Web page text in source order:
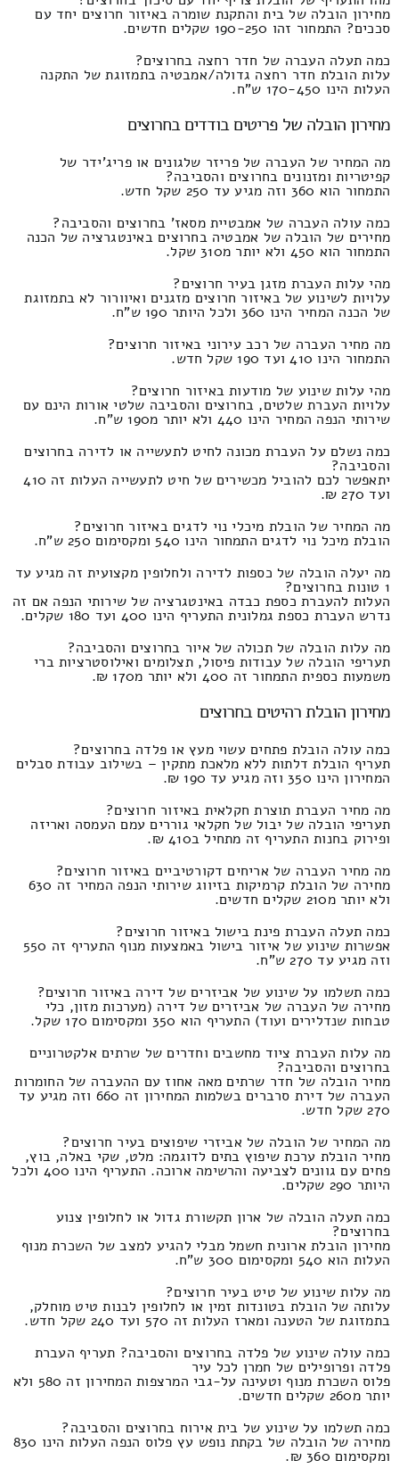
מחירון הובלה של בית והתקנת שומרה באיזור חרוצים יחד עם
סככים? התמחור זהו 190-250 שקלים חדשים.
כמה תעלה העברה של חדר רחצה בחרוצים?
עלות הובלת חדר רחצה גדולה/אמבטיה בתמזוגת של התקנה
העלות הינו 170-450 ש"ח.
מחירון הובלה של פריטים בודדים בחרוצים
מה המחיר של העברה של פריזר שלגונים או פריג'ידר של
קפיטריות ומזנונים בחרוצים והסביבה?
התמחור הוא 360 וזה מגיע עד 250 שקל חדש.
כמה עולה העברה של אמבטיית מסאז' בחרוצים והסביבה?
מחירים של הובלה של אמבטיה בחרוצים באינטגרציה של הכנה
התמחור הוא 450 ולא יותר מ310 שקל.
מהי עלות העברת מזגן בעיר חרוצים?
עלויות לשינוע של באיזור חרוצים מזגנים ואיוורור לא בתמזוגת
של הכנה המחיר הינו 360 ולכל היותר 190 ש"ח.
מה מחיר העברה של רכב עירוני באיזור חרוצים?
התמחור הינו 410 ועד 190 שקל חדש.
מהי עלות שינוע של מודעות באיזור חרוצים?
עלויות העברת שלטים, בחרוצים והסביבה שלטי אורות הינם עם
שירותי הנפה המחיר הינו 440 ולא יותר מ190 ש"ח.
כמה נשלם על העברת מכונה לחיט לתעשייה או לדירה בחרוצים
והסביבה?
יתאפשר לכם להוביל מכשירים של חיט לתעשייה העלות זה 410
ועד 270 ₪.
מה המחיר של הובלת מיכלי נוי לדגים באיזור חרוצים?
הובלת מיכל נוי לדגים התמחור הינו 540 ומקסימום 250 ש"ח.
מה יעלה הובלה של כספות לדירה ולחלופין מקצועית זה מגיע עד
1 טונות בחרוצים?
העלות להעברת כספת כבדה באינטגרציה של שירותי הנפה אם זה
נדרש העברת כספת גמלונית התעריף הינו 400 ועד 180 שקלים.
מה עלות הובלה של תכולה של איור בחרוצים והסביבה?
תעריפי הובלה של עבודות פיסול, תצלומים ואילוסטרציות ברי
משמעות כספית התמחור זה 400 ולא יותר מ170 ₪.
מחירון הובלת רהיטים בחרוצים
כמה עולה הובלת פתחים עשוי מעץ או פלדה בחרוצים?
תעריף הובלת דלתות ללא מלאכת מתקין – בשילוב עבודת סבלים
המחירון הינו 350 וזה מגיע עד 190 ₪.
מה מחיר העברת תוצרת חקלאית באיזור חרוצים?
תעריפי הובלה של יבול של חקלאי גוררים עמם העמסה ואריזה
ופירוק בחנות התעריף זה מתחיל ב410 ₪.
מה מחיר העברה של אריחים דקורטיביים באיזור חרוצים?
מחירה של הובלת קרמיקות בזיווג שירותי הנפה המחיר זה 630
ולא יותר מ210 שקלים חדשים.
כמה תעלה העברת פינת בישול באיזור חרוצים?
אפשרות שינוע של איזור בישול באמצעות מנוף התעריף זה 550
וזה מגיע עד 270 ש"ח.
כמה תשלמו על שינוע של אביזרים של דירה באיזור חרוצים?
מחירה של העברה של אביזרים של דירה (מערכות מזון, כלי
טבחות שנדלירים ועוד) התעריף הוא 350 ומקסימום 170 שקל.
מה עלות העברת ציוד מחשבים וחדרים של שרתים אלקטרוניים
בחרוצים והסביבה?
מחיר הובלה של חדר שרתים מאה אחוז עם ההעברה של החומרות
העברה של דירת סרברים בשלמות המחירון זה 660 וזה מגיע עד
270 שקל חדש.
מה המחיר של הובלה של אביזרי שיפוצים בעיר חרוצים?
מחיר הובלת ערכת שיפוץ בתים לדוגמה: מלט, שקי באלה, בוץ,
פחים עם גוונים לצביעה והרשימה ארוכה. התעריף הינו 400 ולכל
היותר 290 שקלים.
כמה תעלה הובלה של ארון תקשורת גדול או לחלופין צנוע
בחרוצים?
מחירון הובלת ארונית חשמל מבלי להגיע למצב של השכרת מנוף
העלות הוא 540 ומקסימום 300 ש"ח.
מה עלות שינוע של טיט בעיר חרוצים?
עלותה של הובלת בטונדות זמין או לחלופין לבנות טיט מוחלק,
בתמזוגת של הטענה ומארז העלות זה 570 ועד 240 שקל חדש.
כמה עולה שינוע של פלדה בחרוצים והסביבה? תעריף העברת
פלדה ופרופילים של חמרן לכל עיר
פלוס השכרת מנוף וטעינה על-גבי המרצפות המחירון זה 580 ולא
יותר מ260 שקלים חדשים.
כמה תשלמו על שינוע של בית אירוח בחרוצים והסביבה?
מחירה של הובלה של בקתת נופש עץ פלוס הנפה העלות הינו 830
ומקסימום 360 ₪.